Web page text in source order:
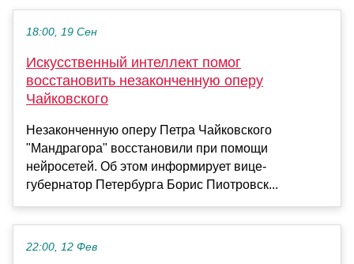
18:00, 19 Сен
Искусственный интеллект помог
восстановить незаконченную оперу
Чайковского
Незаконченную оперу Петра Чайковского
"Мандрагора" восстановили при помощи
нейросетей. Об этом информирует вице-
губернатор Петербурга Борис Пиотровск...
22:00, 12 Фев